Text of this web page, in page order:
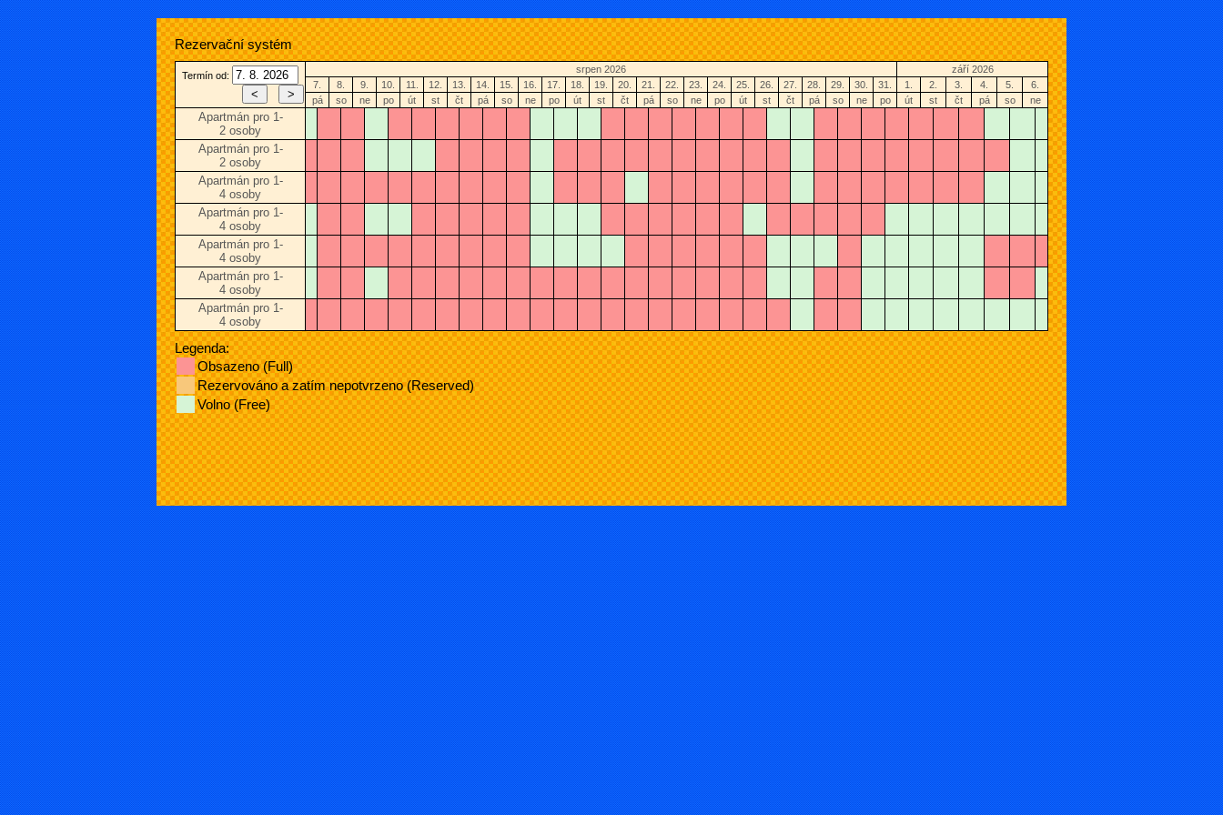
Rezervační systém
Termín od:
srpen 2026
září 2026
7.
8. 9. 10. 11. 12. 13. 14. 15. 16. 17. 18. 19. 20. 21. 22. 23. 24. 25. 26. 27. 28. 29. 30. 31. 1. 2. 3. 4. 5.
6.
pá
so ne po út st čt pá so ne po út st čt pá so ne po út st čt pá so ne po út st čt pá so ne
Apartmán pro 1-
2 osoby
Apartmán pro 1-
2 osoby
Apartmán pro 1-
4 osoby
Apartmán pro 1-
4 osoby
Apartmán pro 1-
4 osoby
Apartmán pro 1-
4 osoby
Apartmán pro 1-
4 osoby
Legenda:
Obsazeno (Full)
Rezervováno a zatím nepotvrzeno (Reserved)
Volno (Free)